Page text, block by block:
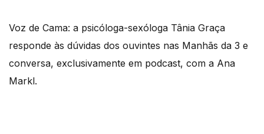
Voz de Cama: a psicóloga-sexóloga Tânia Graça
responde às dúvidas dos ouvintes nas Manhãs da 3 e
conversa, exclusivamente em podcast, com a Ana
Markl.